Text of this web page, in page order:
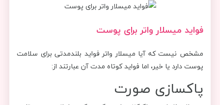
فواید میسلار واتر برای پوست
مشخص نیست که آیا میسلار واتر فواید بلندمدتی برای سلامت
پوست دارد یا خیر، اما فواید کوتاه مدت آن عبارتند از:
پاکسازی صورت